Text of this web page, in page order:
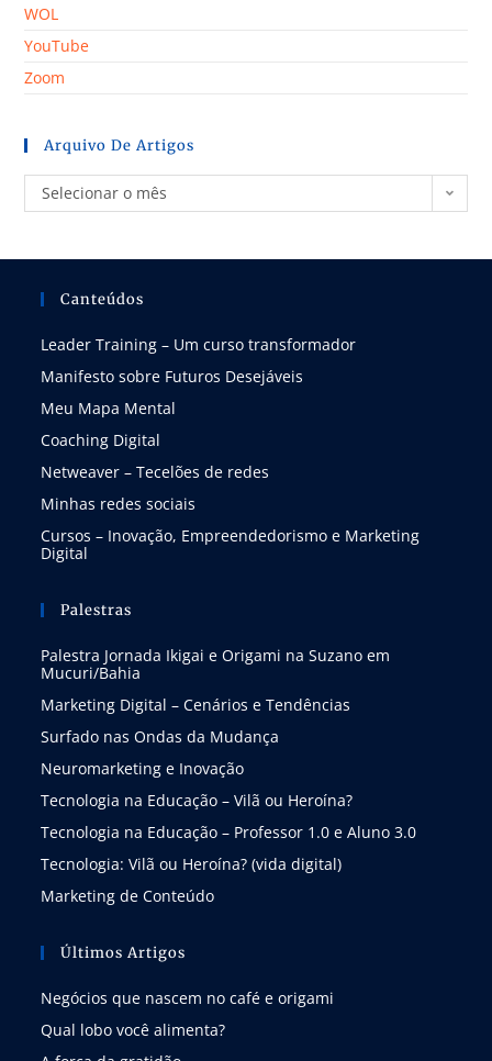
WOL
YouTube
Zoom
Arquivo De Artigos
Selecionar o mês
Canteúdos
Leader Training – Um curso transformador
Manifesto sobre Futuros Desejáveis
Meu Mapa Mental
Coaching Digital
Netweaver – Tecelões de redes
Minhas redes sociais
Cursos – Inovação, Empreendedorismo e Marketing
Digital
Palestras
Palestra Jornada Ikigai e Origami na Suzano em
Mucuri/Bahia
Marketing Digital – Cenários e Tendências
Surfado nas Ondas da Mudança
Neuromarketing e Inovação
Tecnologia na Educação – Vilã ou Heroína?
Tecnologia na Educação – Professor 1.0 e Aluno 3.0
Tecnologia: Vilã ou Heroína? (vida digital)
Marketing de Conteúdo
Últimos Artigos
Negócios que nascem no café e origami
Qual lobo você alimenta?